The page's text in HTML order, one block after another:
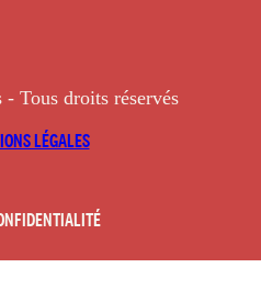
Tous droits réservés
LÉGALES